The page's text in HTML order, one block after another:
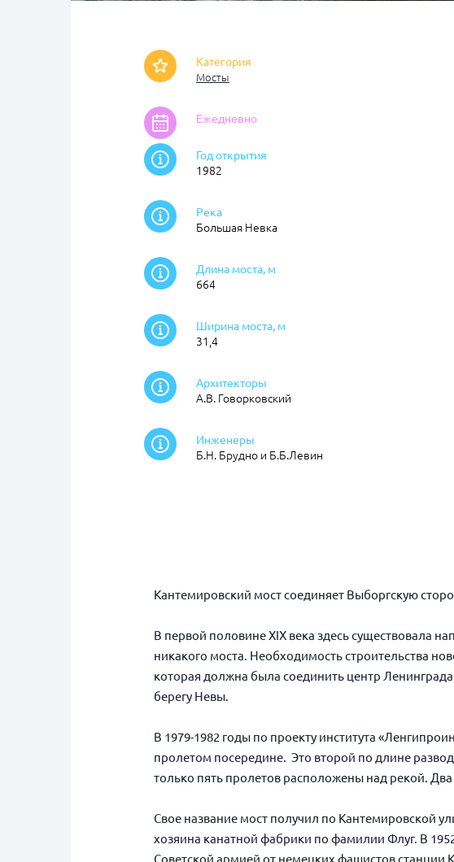
Категория
Мосты
Ежедневно
Год открытия
1982
Река
Большая Невка
Длина моста, м
664
Ширина моста, м
31,4
Архитекторы
А.В. Говорковский
Инженеры
Б.Н. Брудно и Б.Б.Левин
Кантемировский мост соединяет Выборгскую
В первой половине XIX века здесь существовала
никакого моста. Необходимость строительства
которая должна была соединить центр
берегу Невы.
В 1979-1982 годы по проекту института
пролетом посередине. Это второй по длине
только пять пролетов расположены над рекой.
Свое название мост получил по Кантемировской
хозяина канатной фабрики по фамилии Флуг. В
Советской армией от немецких фашистов станции